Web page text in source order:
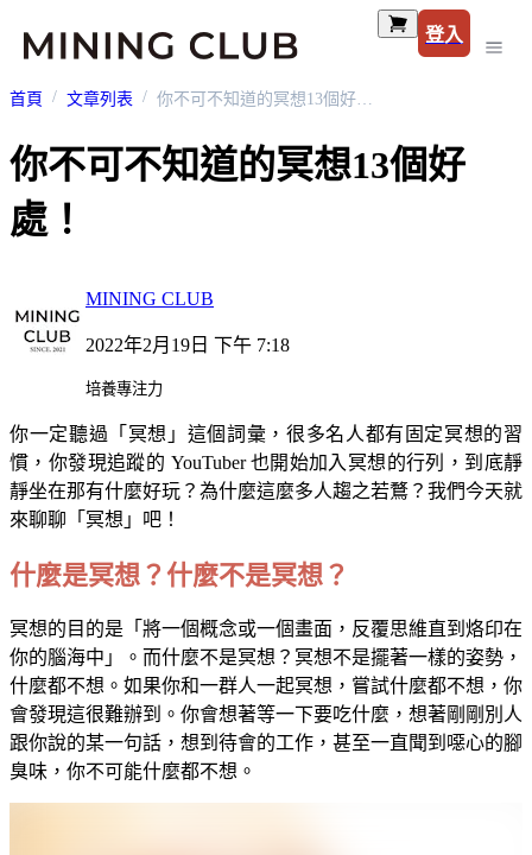
登入
首頁 文章列表 你不可不知道的冥想13個好處！
你不可不知道的冥想13個好
處！
MINING CLUB
2022年2月19日 下午 7:18
培養專注力
你一定聽過「冥想」這個詞彙，很多名人都有固定冥想的習
慣，你發現追蹤的 YouTuber 也開始加入冥想的行列，到底靜
靜坐在那有什麼好玩？為什麼這麼多人趨之若鶩？我們今天就
來聊聊「冥想」吧！
什麼是冥想？什麼不是冥想？
冥想的目的是「將一個概念或一個畫面，反覆思維直到烙印在
你的腦海中」。而什麼不是冥想？冥想不是擺著一樣的姿勢，
什麼都不想。如果你和一群人一起冥想，嘗試什麼都不想，你
會發現這很難辦到。你會想著等一下要吃什麼，想著剛剛別人
跟你說的某一句話，想到待會的工作，甚至一直聞到噁心的腳
臭味，你不可能什麼都不想。